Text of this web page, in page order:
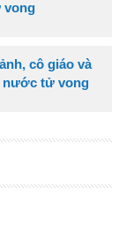
vong
cô giáo và
nước tử vong